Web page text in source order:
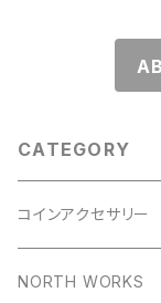
CATEGORY
コインアクセサリー
コインリング
NORTH WORKS